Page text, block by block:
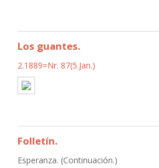
Los guantes.
2.1889=Nr. 87(5.Jan.)
Folletín.
Esperanza. (Continuación.)